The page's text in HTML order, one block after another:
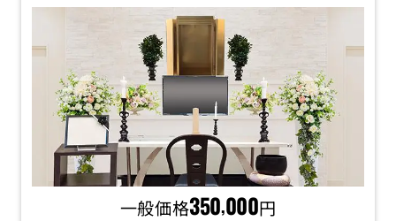
一般価格350,000円